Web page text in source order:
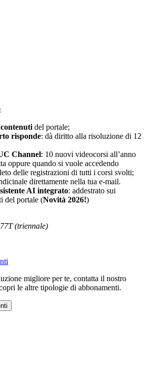
del portale;
risponde: dà diritto alla risoluzione di 12
Channel: 10 nuovi videocorsi all’anno
oppure quando si vuole accedendo
delle registrazioni di tutti i corsi svolti;
direttamente nella tua e-mail.
AI integrato: addestrato sui
del portale (Novità 2026!)
(triennale)
migliore per te, contatta il nostro
le altre tipologie di abbonamenti.